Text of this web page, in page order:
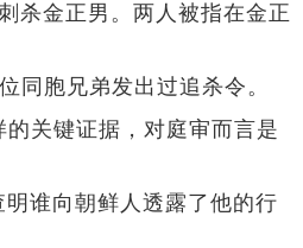
金正男。两人被指在金正
胞兄弟发出过追杀令。
关键证据，对庭审而言是
谁向朝鲜人透露了他的行